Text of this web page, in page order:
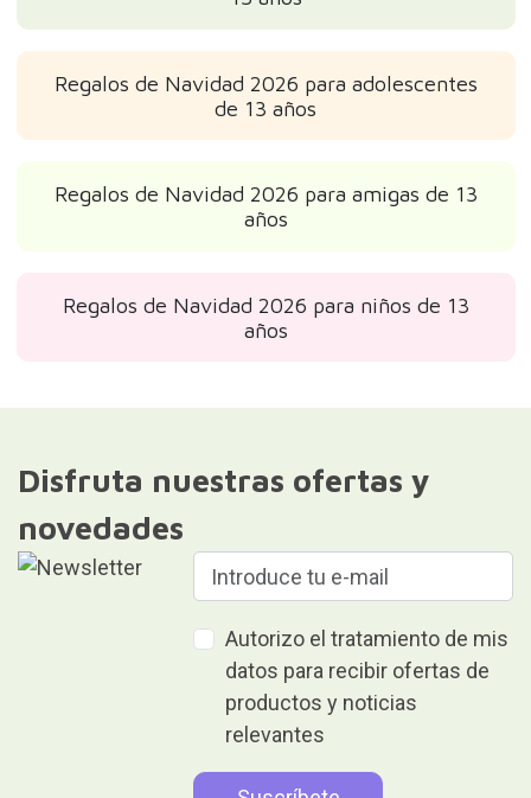
Regalos de Navidad 2026 para adolescentes
de 13 años
Regalos de Navidad 2026 para amigas de 13
años
Regalos de Navidad 2026 para niños de 13
años
Disfruta nuestras ofertas y
novedades
Autorizo el tratamiento de mis
datos para recibir ofertas de
productos y noticias
relevantes